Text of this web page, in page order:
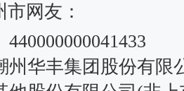
市网友：
华丰集团股份有限